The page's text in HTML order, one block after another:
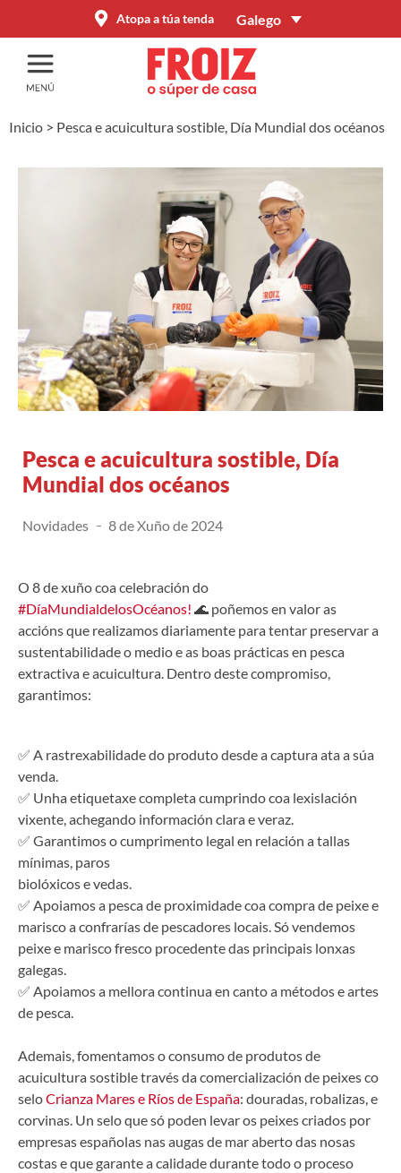
Atopa a túa tenda Galego
Inicio > Pesca e acuicultura sostible, Día Mundial dos océanos
Pesca e acuicultura sostible, Día
Mundial dos océanos
Novidades 8 de Xuño de 2024
O 8 de xuño coa celebración do
#DíaMundialdelosOcéanos! 🌊 poñemos en valor as
accións que realizamos diariamente para tentar preservar a
sustentabilidade o medio e as boas prácticas en pesca
extractiva e acuicultura. Dentro deste compromiso,
garantimos:
✅ A rastrexabilidade do produto desde a captura ata a súa
venda.
✅ Unha etiquetaxe completa cumprindo coa lexislación
vixente, achegando información clara e veraz.
✅ Garantimos o cumprimento legal en relación a tallas
mínimas, paros
biolóxicos e vedas.
✅ Apoiamos a pesca de proximidade coa compra de peixe e
marisco a confrarías de pescadores locais. Só vendemos
peixe e marisco fresco procedente das principais lonxas
galegas.
✅ Apoiamos a mellora continua en canto a métodos e artes
de pesca.
Ademais, fomentamos o consumo de produtos de
acuicultura sostible través da comercialización de peixes co
seloCrianza Mares e Ríos de España: douradas, robalizas, e
corvinas. Un selo que só poden levar os peixes criados por
empresas españolas nas augas de mar aberto das nosas
costas e que garante a calidade durante todo o proceso